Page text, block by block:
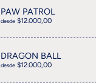
PAW PATROL
desde $12.000,00
DRAGON BALL
desde $12.000,00